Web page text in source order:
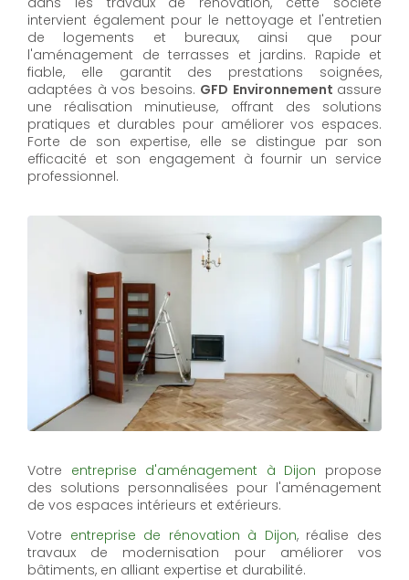
intervient également pour le nettoyage et l'entretien
de logements et bureaux, ainsi que pour
l'aménagement de terrasses et jardins. Rapide et
fiable, elle garantit des prestations soignées,
adaptées à vos besoins. GFD Environnement assure
une réalisation minutieuse, offrant des solutions
pratiques et durables pour améliorer vos espaces.
Forte de son expertise, elle se distingue par son
efficacité et son engagement à fournir un service
professionnel.
Votre entreprise d'aménagement à Dijon propose
des solutions personnalisées pour l'aménagement
de vos espaces intérieurs et extérieurs.
Votre entreprise de rénovation à Dijon, réalise des
travaux de modernisation pour améliorer vos
bâtiments, en alliant expertise et durabilité.